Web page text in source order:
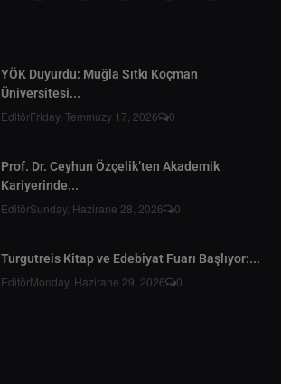
YÖK Duyurdu: Muğla Sıtkı Koçman
Üniversitesi...
EditörFriday, Temmuzy 17, 2026 0
Prof. Dr. Ceyhun Özçelik’ten Akademik
Kariyerinde...
EditörSunday, Hazirane 28, 2026 0
Turgutreis Kitap ve Edebiyat Fuarı Başlıyor:...
EditörMonday, Hazirane 29, 2026 0